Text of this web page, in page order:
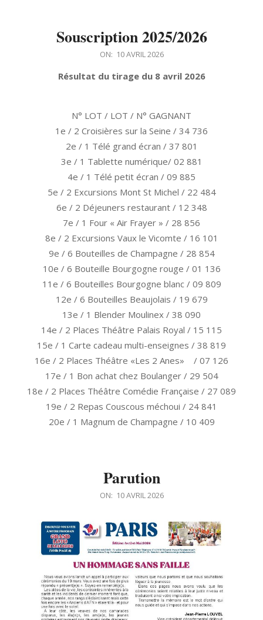
Souscription 2025/2026
ON: 10 AVRIL 2026
Résultat du tirage du 8 avril 2026
N° LOT / LOT / N° GAGNANT
1e / 2 Croisières sur la Seine / 34 736
2e / 1 Télé grand écran / 37 801
3e / 1 Tablette numérique/ 02 881
4e / 1 Télé petit écran / 09 885
5e / 2 Excursions Mont St Michel / 22 484
6e / 2 Déjeuners restaurant / 12 348
7e / 1 Four « Air Frayer » / 28 856
8e / 2 Excursions Vaux le Vicomte / 16 101
9e / 6 Bouteilles de Champagne / 28 854
10e / 6 Bouteille Bourgogne rouge / 01 136
11e / 6 Bouteilles Bourgogne blanc / 09 809
12e / 6 Bouteilles Beaujolais / 19 679
13e / 1 Blender Moulinex / 38 090
14e / 2 Places Théâtre Palais Royal / 15 115
15e / 1 Carte cadeau multi-enseignes / 38 819
16e / 2 Places Théâtre «Les 2 Anes» / 07 126
17e / 1 Bon achat chez Boulanger / 29 504
18e / 2 Places Théâtre Comédie Française / 27 089
19e / 2 Repas Couscous méchoui / 24 841
20e / 1 Magnum de Champagne / 10 409
Parution
ON: 10 AVRIL 2026